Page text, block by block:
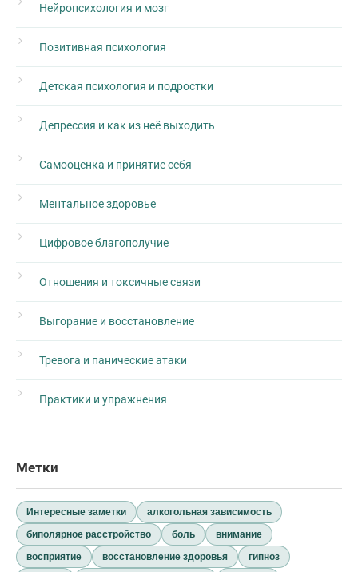
Нейропсихология и мозг
Позитивная психология
Детская психология и подростки
Депрессия и как из неё выходить
Самооценка и принятие себя
Ментальное здоровье
Цифровое благополучие
Отношения и токсичные связи
Выгорание и восстановление
Тревога и панические атаки
Практики и упражнения
Метки
Интересные заметки
алкогольная зависимость
биполярное расстройство
боль
внимание
восприятие
восстановление здоровья
гипноз